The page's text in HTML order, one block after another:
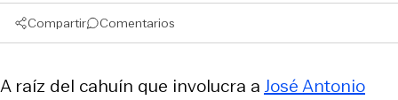
Compartir Comentarios
A raíz del cahuín que involucra a José Antonio